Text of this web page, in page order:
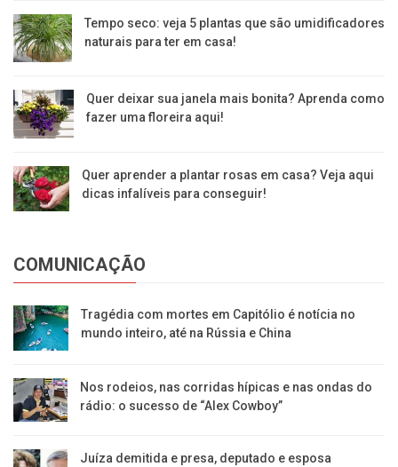
Tempo seco: veja 5 plantas que são umidificadores
naturais para ter em casa!
Quer deixar sua janela mais bonita? Aprenda como
fazer uma floreira aqui!
Quer aprender a plantar rosas em casa? Veja aqui
dicas infalíveis para conseguir!
COMUNICAÇÃO
Tragédia com mortes em Capitólio é notícia no
mundo inteiro, até na Rússia e China
Nos rodeios, nas corridas hípicas e nas ondas do
rádio: o sucesso de “Alex Cowboy”
Juíza demitida e presa, deputado e esposa